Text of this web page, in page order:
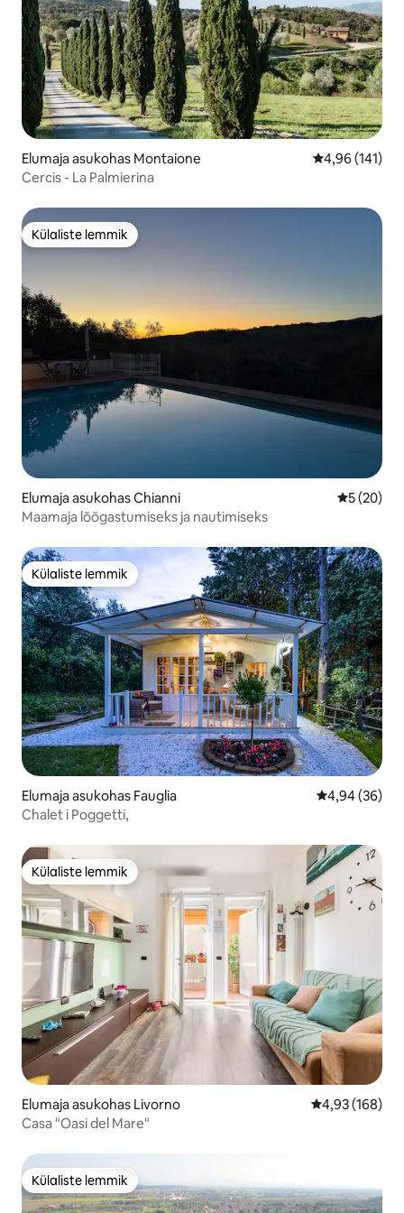
Elumaja asukohas Montaione Keskmine
4,96 (141)
Cercis - La Palmierina
Külaliste lemmik
Külaliste lemmik
Elumaja asukohas Chianni Keskmine
5 (20)
Maamaja lõõgastumiseks ja nautimiseks
Külaliste lemmik
Külaliste lemmik
Elumaja asukohas Fauglia Keskmine
4,94 (36)
Chalet i Poggetti,
Külaliste lemmik
Külaliste lemmik
Elumaja asukohas Livorno Keskmine
4,93 (168)
Casa "Oasi del Mare"
Külaliste lemmik
Külaliste lemmik